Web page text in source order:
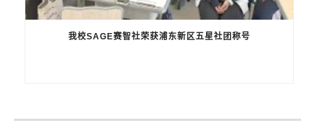
我校SAGE赛智社荣获浦东新区五星社团称号